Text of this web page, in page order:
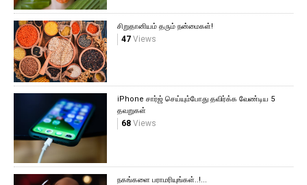
சிறுதானியம் தரும் நன்மைகள்!
47Views
iPhone சார்ஜ் செய்யும்போது தவிர்க்க வேண்டிய 5
தவறுகள்
68Views
நகங்களை பராமரியுங்கள்..!...